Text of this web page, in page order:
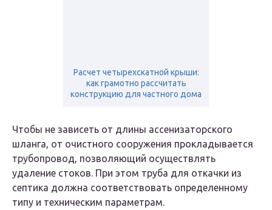
Расчет четырехскатной крыши:
как грамотно рассчитать
конструкцию для частного дома
Чтобы не зависеть от длины ассенизаторского
шланга, от очистного сооружения прокладывается
трубопровод, позволяющий осуществлять
удаление стоков. При этом труба для откачки из
септика должна соответствовать определенному
типу и техническим параметрам.